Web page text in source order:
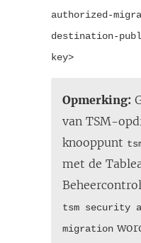
authorized-
destination-
key>
Opmerking:
van TSM-
knooppunt
met de
tsm security
migration